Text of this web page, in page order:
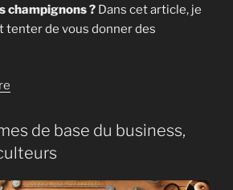
champignons ? Dans cet article, je
tenter de vous donner des
MG
:
de base du business,